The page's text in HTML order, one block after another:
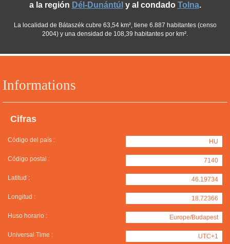
Informations
Cifras
Código del país : HU
Código postal : 7140
Latitud : 46.19734
Longitud : 18.72366
Huso horario : Europe/Budapest
Universal Time : UTC+1
a la región Dél-Dunántúl y al condado Tolna.
La localidad de Bátaszék cubre 63,54 km², tiene 6.887 habitantes (censo
2004) y una densidad de 108,39 habitantes por km².